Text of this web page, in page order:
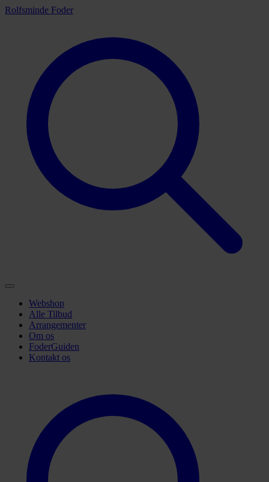
Rolfsminde Foder
Webshop
Alle Tilbud
Arrangementer
Om os
FoderGuiden
Kontakt os